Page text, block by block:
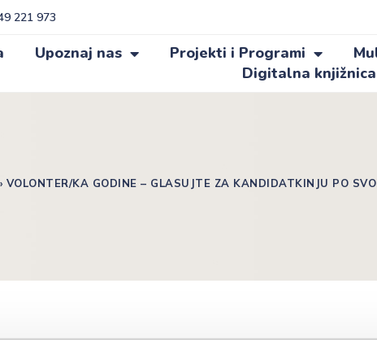
221 973
Upoznaj nas Projekti i Programi
Digitalna knjižnica
VOLONTER/KA GODINE – GLASUJTE ZA KANDIDATKINJU PO